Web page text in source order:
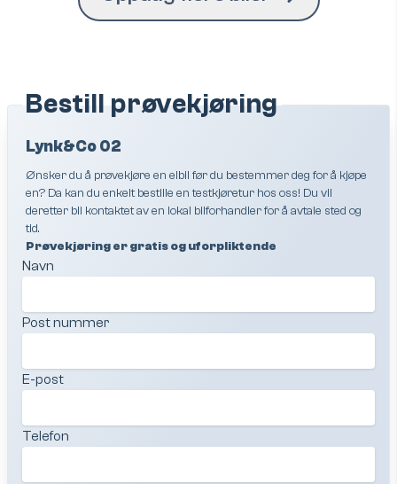
Bestill prøvekjøring
Lynk&Co 02
Ønsker du å prøvekjøre en elbil før du bestemmer deg for å kjøpe
en? Da kan du enkelt bestille en testkjøretur hos oss! Du vil
deretter bli kontaktet av en lokal bilforhandler for å avtale sted og
tid.
Prøvekjøring er gratis og uforpliktende
Navn
Post nummer
E-post
Telefon